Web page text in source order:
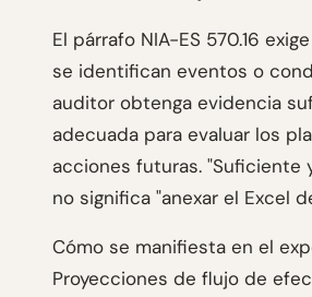
El párrafo NIA-ES 570.16
se identifican eventos o
auditor obtenga evidencia
adecuada para evaluar los
acciones futuras. "Suficiente
no significa "anexar el Excel
Cómo se manifiesta en el
Proyecciones de flujo de